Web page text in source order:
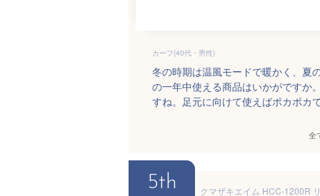
カーフ(40代・男性)
冬の時期は温風モードで暖かく、夏
の一年中使える商品はいかがですか
すね。足元に向けて使えばポカポカ
全
5th